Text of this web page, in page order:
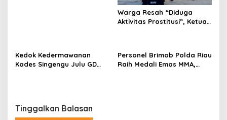
Warga Resah “Diduga
Aktivitas Prostitusi”, Ketua
Jalan Tanjung Datuk
Kedok Kedermawanan
Kades Singengu Julu GD
Personel Brimob Polda Riau
Raih Medali Emas MMA,
Tinggalkan Balasan